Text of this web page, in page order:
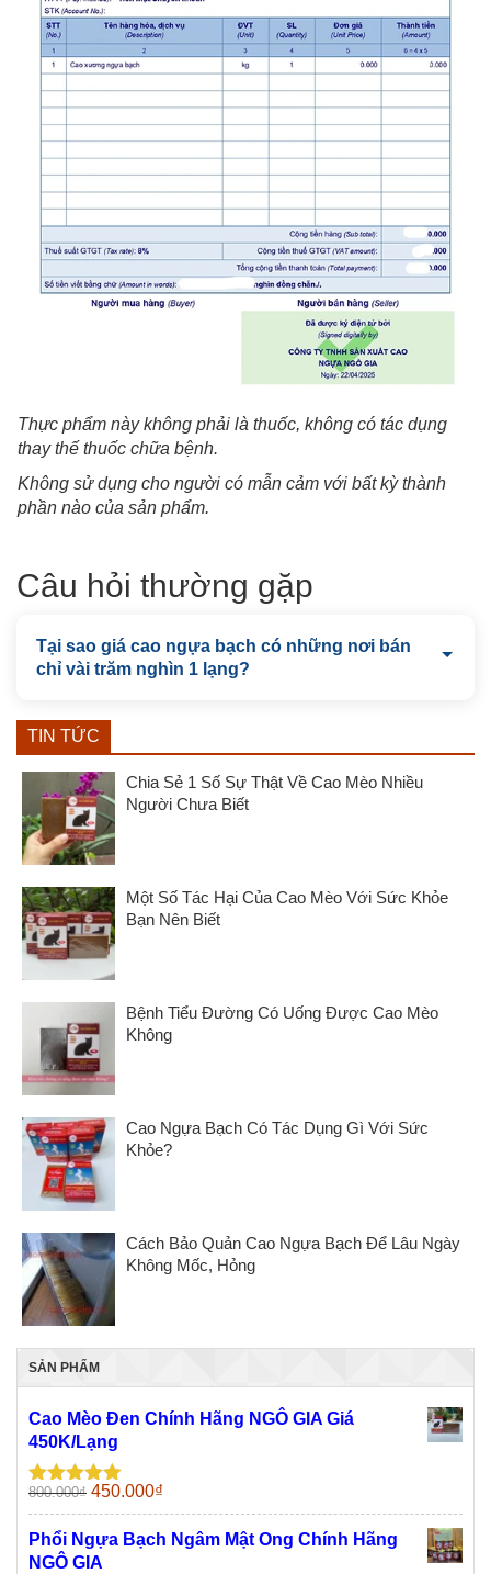
Thực phẩm này không phải là thuốc, không có tác dụng
thay thế thuốc chữa bệnh.
Không sử dụng cho người có mẫn cảm với bất kỳ thành
phần nào của sản phẩm.
Câu hỏi thường gặp
Tại sao giá cao ngựa bạch có những nơi bán
chỉ vài trăm nghìn 1 lạng?
TIN TỨC
Chia Sẻ 1 Số Sự Thật Về Cao Mèo Nhiều
Người Chưa Biết
Một Số Tác Hại Của Cao Mèo Với Sức Khỏe
Bạn Nên Biết
Bệnh Tiểu Đường Có Uống Được Cao Mèo
Không
Cao Ngựa Bạch Có Tác Dụng Gì Với Sức
Khỏe?
Cách Bảo Quản Cao Ngựa Bạch Để Lâu Ngày
Không Mốc, Hỏng
SẢN PHẨM
Cao Mèo Đen Chính Hãng NGÔ GIA Giá
450K/Lạng
Được xếp
hạng5.005
sao
800.000₫ Giá
gốc
là:
800.000₫.
450.000₫
hiện
tại
Phổi Ngựa Bạch Ngâm Mật Ong Chính Hãng
NGÔ GIA